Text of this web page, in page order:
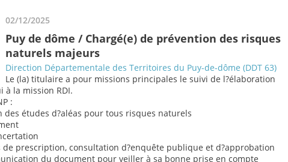
02/12/2025
Puy de dôme / Chargé(e) de prévention des risques
naturels majeurs
Direction Départementale des Territoires du Puy-de-dôme (DDT 63)
Le (la) titulaire a pour missions principales le suivi de l?élaboration
à la mission RDI.
:
des études d?aléas pour tous risques naturels
de prescription, consultation d?enquête publique et d?approbation
du document pour veiller à sa bonne prise en compte